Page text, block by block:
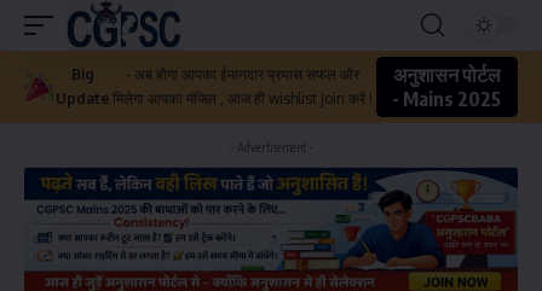
Big
Update
- अब होगा आपका ईमानदार प्रयास सफल और
मिलेगा आपका मंजिल , आज ही wishlist join करें !
अनुशासन पोर्टल
- Mains 2025
- Advertisement -